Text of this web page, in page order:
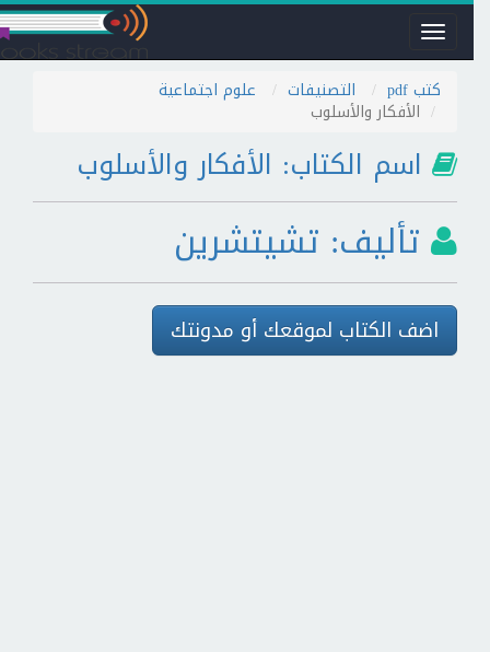
Toggle
navigation
كتب pdf
التصنيفات علوم اجتماعية
الأفكار والأسلوب
اسم الكتاب: الأفكار والأسلوب
تأليف: تشيتشرين
اضف الكتاب لموقعك أو مدونتك